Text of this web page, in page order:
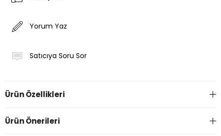
Yorum Yaz
Satıcıya Soru Sor
Ürün Özellikleri
Ürün Önerileri